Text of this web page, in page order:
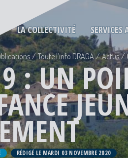
LA COLLECTIVITÉ SERVICES
Toute l’info DRAGA Actus
: UN
RÉDIGÉ LE MARDI 03 NOVEMBRE 2020